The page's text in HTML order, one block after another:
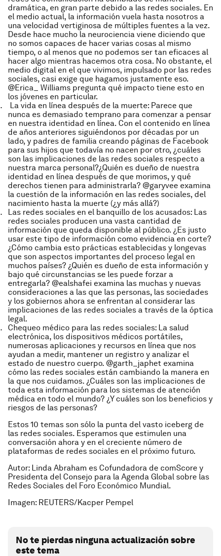
dramática, en gran parte debido a las redes sociales. En
el medio actual, la información vuela hasta nosotros a
una velocidad vertiginosa de múltiples fuentes a la vez.
Desde hace mucho la neurociencia viene diciendo que
no somos capaces de hacer varias cosas al mismo
tiempo, o al menos que no podemos ser tan eficaces al
hacer algo mientras hacemos otra cosa. No obstante, el
medio digital en el que vivimos, impulsado por las redes
sociales, casi exige que hagamos justamente eso.
@Erica_ Williams pregunta qué impacto tiene esto en
los jóvenes en particular.
La vida en línea después de la muerte: Parece que
nunca es demasiado temprano para comenzar a pensar
en nuestra identidad en línea. Con el contenido en línea
de años anteriores siguiéndonos por décadas por un
lado, y padres de familia creando páginas de Facebook
para sus hijos que todavía no nacen por otro, ¿cuáles
son las implicaciones de las redes sociales respecto a
nuestra marca personal?¿Quién es dueño de nuestra
identidad en línea después de que morimos, y qué
derechos tienen para administrarla? @garyvee examina
la cuestión de la información en las redes sociales, del
nacimiento hasta la muerte (¿y más allá?)
Las redes sociales en el banquillo de los acusados: Las
redes sociales producen una vasta cantidad de
información que queda disponible al público. ¿Es justo
usar este tipo de información como evidencia en corte?
¿Cómo cambia esto prácticas establecidas y longevas
que son aspectos importantes del proceso legal en
muchos países? ¿Quién es dueño de esta información y
bajo qué circunstancias se les puede forzar a
entregarla? @ealshafei examina las muchas y nuevas
consideraciones a las que las personas, las sociedades
y los gobiernos ahora se enfrentan al considerar las
implicaciones de las redes sociales a través de la óptica
legal.
Chequeo médico para las redes sociales: La salud
electrónica, los dispositivos médicos portátiles,
numerosas aplicaciones y recursos en línea que nos
ayudan a medir, mantener un registro y analizar el
estado de nuestro cuerpo. @garth_japhet examina
cómo las redes sociales están cambiando la manera en
la que nos cuidamos. ¿Cuáles son las implicaciones de
toda esta información para los sistemas de atención
médica en todo el mundo? ¿Y cuáles son los beneficios y
riesgos de las personas?
Estos 10 temas son sólo la punta del vasto iceberg de
las redes sociales. Esperamos que estimulen una
conversación ahora y en el creciente número de
plataformas de redes sociales en el próximo futuro.
Autor: Linda Abraham es Cofundadora de comScore y
Presidenta del Consejo para la Agenda Global sobre las
Redes Sociales del Foro Económico Mundial.
Imagen: REUTERS/Kacper Pempel
No te pierdas ninguna actualización sobre
este tema